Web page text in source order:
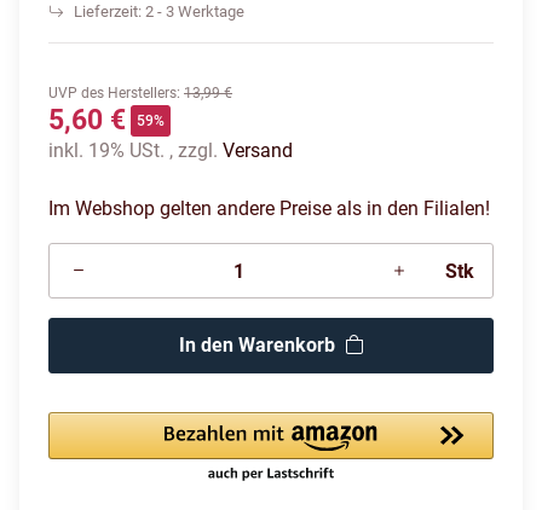
Lieferzeit: 2 - 3 Werktage
UVP des Herstellers: 13,99 €
5,60 € 59%
inkl. 19% USt. , zzgl. Versand
Im Webshop gelten andere Preise als in den Filialen!
Stk
In den Warenkorb